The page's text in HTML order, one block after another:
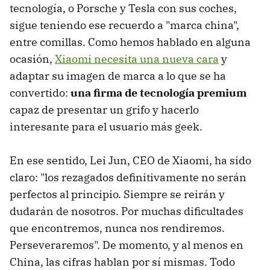
tecnología, o Porsche y Tesla con sus coches,
sigue teniendo ese recuerdo a "marca china",
entre comillas. Como hemos hablado en alguna
ocasión, Xiaomi necesita una nueva cara y
adaptar su imagen de marca a lo que se ha
convertido: una firma de tecnología premium
capaz de presentar un grifo y hacerlo
interesante para el usuario más geek.
En ese sentido, Lei Jun, CEO de Xiaomi, ha sido
claro: "los rezagados definitivamente no serán
perfectos al principio. Siempre se reirán y
dudarán de nosotros. Por muchas dificultades
que encontremos, nunca nos rendiremos.
Perseveraremos". De momento, y al menos en
China, las cifras hablan por sí mismas. Todo